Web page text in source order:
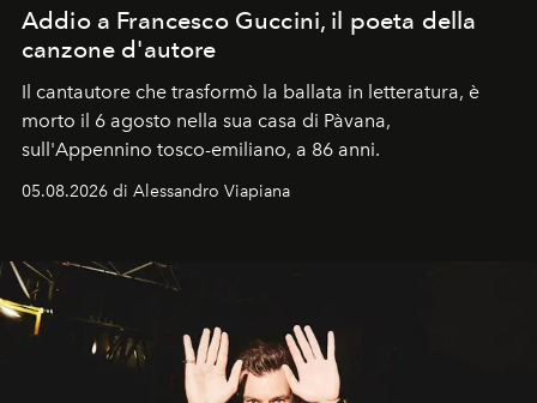
Addio a Francesco Guccini, il poeta della
canzone d'autore
Il cantautore che trasformò la ballata in letteratura, è
morto il 6 agosto nella sua casa di Pàvana,
sull'Appennino tosco-emiliano, a 86 anni.
05.08.2026 di Alessandro Viapiana